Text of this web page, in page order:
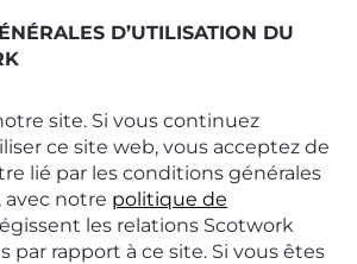
D’UTILISATION DU
site. Si vous continuez
ce site web, vous acceptez de
lié par les conditions générales
avec notre politique de
les relations Scotwork
par rapport à ce site. Si vous êtes